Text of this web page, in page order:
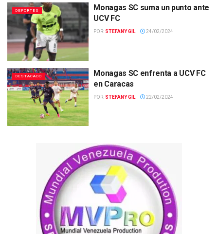
DEPORTES
Monagas SC suma un punto ante
UCV FC
POR: STEFANY GIL 24/02/2024
DESTACADO
Monagas SC enfrenta a UCV FC
en Caracas
POR: STEFANY GIL 22/02/2024